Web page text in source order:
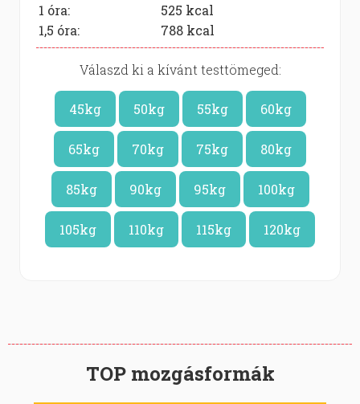
1 óra:
525 kcal
1,5 óra:
788 kcal
Válaszd ki a kívánt testtömeged:
45kg 50kg 55kg 60kg
65kg 70kg 75kg 80kg
85kg 90kg 95kg 100kg
105kg 110kg 115kg 120kg
TOP mozgásformák